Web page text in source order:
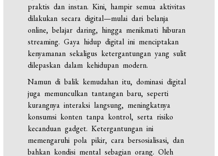
praktis dan instan. Kini, hampir semua aktivitas
dilakukan secara digital—mulai dari belanja
online, belajar daring, hingga menikmati hiburan
streaming. Gaya hidup digital ini menciptakan
kenyamanan sekaligus ketergantungan yang sulit
dilepaskan dalam kehidupan modern.
Namun di balik kemudahan itu, dominasi digital
juga memunculkan tantangan baru, seperti
kurangnya interaksi langsung, meningkatnya
konsumsi konten tanpa kontrol, serta risiko
kecanduan gadget. Ketergantungan ini
memengaruhi pola pikir, cara bersosialisasi, dan
bahkan kondisi mental sebagian orang. Oleh